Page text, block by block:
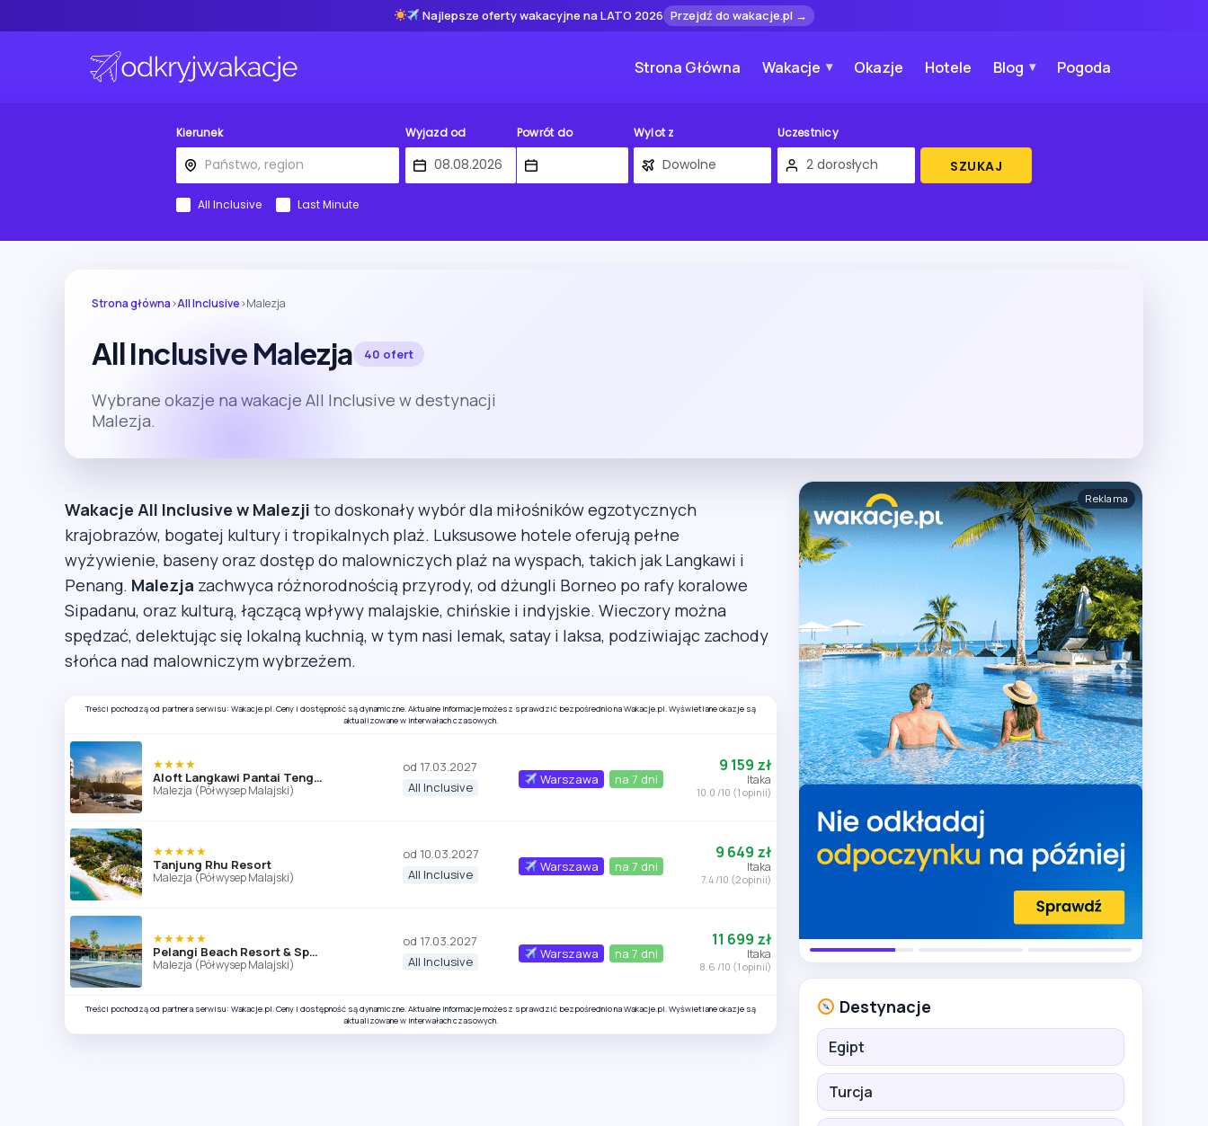
Najlepsze oferty wakacyjne na LATO 2026 Przejdź do wakacje.pl →
Strona Główna Wakacje Okazje Hotele Blog Pogoda
Kierunek Wyjazd od Powrót do Wylot z Uczestnicy
SZUKAJ
All Inclusive Last Minute
Strona główna›All Inclusive›Malezja
All Inclusive Malezja 40 ofert
Wybrane okazje na wakacje All Inclusive w destynacji
Malezja.
Wakacje All Inclusive w Malezji to doskonały wybór dla miłośników egzotycznych
krajobrazów, bogatej kultury i tropikalnych plaż. Luksusowe hotele oferują pełne
wyżywienie, baseny oraz dostęp do malowniczych plaż na wyspach, takich jak Langkawi i
Penang. Malezja zachwyca różnorodnością przyrody, od dżungli Borneo po rafy koralowe
Sipadanu, oraz kulturą, łączącą wpływy malajskie, chińskie i indyjskie. Wieczory można
spędzać, delektując się lokalną kuchnią, w tym nasi lemak, satay i laksa, podziwiając zachody
słońca nad malowniczym wybrzeżem.
Treści pochodzą od partnera serwisu: Wakacje.pl. Ceny i dostępność są dynamiczne. Aktualne informacje możesz sprawdzić bezpośrednio na Wakacje.pl. Wyświetlane okazje są
aktualizowane w interwałach czasowych.
★★★★
Aloft Langkawi Pantai Tengah
Malezja (Półwysep Malajski)
od 17.03.2027
All Inclusive
Warszawa na 7 dni
9 159 zł
Itaka
10.0 /10 (1 opinii)
★★★★★
Tanjung Rhu Resort
Malezja (Półwysep Malajski)
od 10.03.2027
All Inclusive
Warszawa na 7 dni
9 649 zł
Itaka
7.4 /10 (2 opinii)
★★★★★
Pelangi Beach Resort & Spa (ex. Meritus Pelangi Beach Resort)
Malezja (Półwysep Malajski)
od 17.03.2027
All Inclusive
Warszawa na 7 dni
11 699 zł
Itaka
8.6 /10 (1 opinii)
Treści pochodzą od partnera serwisu: Wakacje.pl. Ceny i dostępność są dynamiczne. Aktualne informacje możesz sprawdzić bezpośrednio na Wakacje.pl. Wyświetlane okazje są
aktualizowane w interwałach czasowych.
Reklama
Destynacje
Egipt
Turcja